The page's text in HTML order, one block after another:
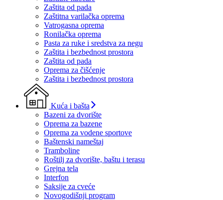
Zaštita od pada
Zaštitna varilačka oprema
Vatrogasna oprema
Ronilačka oprema
Pasta za ruke i sredstva za negu
Zaštita i bezbednost prostora
Zaštita od pada
Oprema za čišćenje
Zaštita i bezbednost prostora
Kuća i bašta
Bazeni za dvorište
Oprema za bazene
Oprema za vodene sportove
Baštenski nameštaj
Tramboline
Roštilj za dvorište, baštu i terasu
Grejna tela
Interfon
Saksije za cveće
Novogodišnji program